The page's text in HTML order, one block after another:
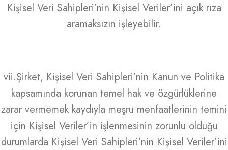
Kişisel Veri Sahipleri’nin Kişisel Veriler’ini açık rıza
aramaksızın işleyebilir.
vii.Şirket, Kişisel Veri Sahipleri’nin Kanun ve Politika
kapsamında korunan temel hak ve özgürlüklerine
zarar vermemek kaydıyla meşru menfaatlerinin temini
için Kişisel Veriler’in işlenmesinin zorunlu olduğu
durumlarda Kişisel Veri Sahipleri’nin Kişisel Veriler’ini